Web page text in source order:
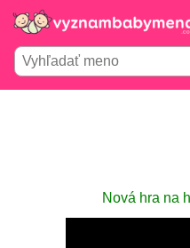
Nová hra na